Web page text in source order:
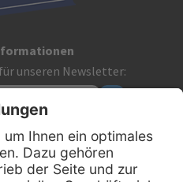
unseren Newsletter: